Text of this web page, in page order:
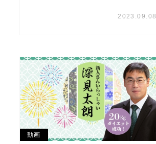
2023.09.08
動画